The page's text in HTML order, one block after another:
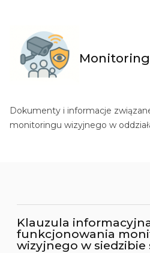
Monitoring
Dokumenty i informacje
monitoringu wizyjnego w
Klauzula
funkcjonowania
wizyjnego w siedzibie